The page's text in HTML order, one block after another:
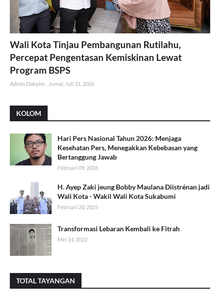
Wali Kota Tinjau Pembangunan Rutilahu,
Percepat Pengentasan Kemiskinan Lewat
Program BSPS
Admin Dokpim Jumat, Juli 31, 2026
KOLOM
Hari Pers Nasional Tahun 2026: Menjaga
Kesehatan Pers, Menegakkan Kebebasan yang
Bertanggung Jawab
Februari 09, 2026
H. Ayep Zaki jeung Bobby Maulana Diistrénan jadi
Wali Kota - Wakil Wali Kota Sukabumi
Februari 20, 2025
Transformasi Lebaran Kembali ke Fitrah
Mei 14, 2022
TOTAL TAYANGAN